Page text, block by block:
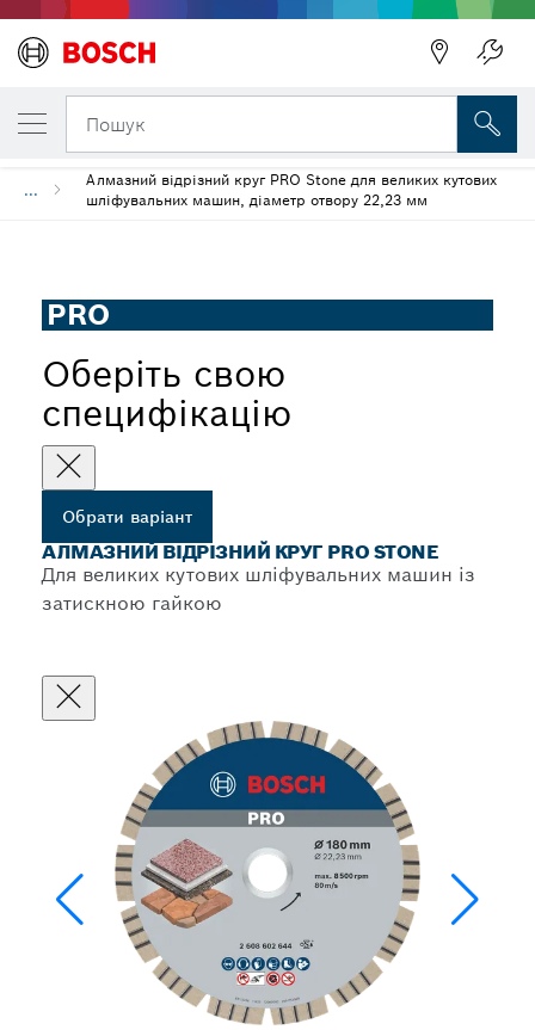
Пошук
...
Алмазний відрізний круг PRO Stone для великих кутових
шліфувальних машин, діаметр отвору 22,23 мм
PRO
Оберіть свою
специфікацію
Обрати варіант
АЛМАЗНИЙ ВІДРІЗНИЙ КРУГ PRO STONE
Для великих кутових шліфувальних машин із
затискною гайкою
ОБРАНИЙ ВАРІАНТ
Алмазний відрізний круг PRO Stone